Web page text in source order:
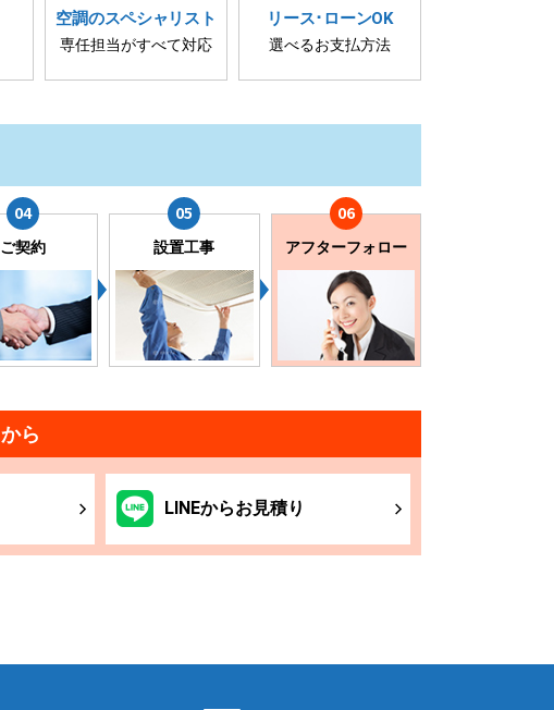
空調のスペシャリスト
専任担当がすべて対応
リース･ ローンOK
選べるお支払方法
ご契約 設置工事 アフターフォロー
ら
LINEからお見積り